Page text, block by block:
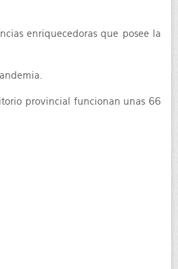
enriquecedoras que posee la
provincial funcionan unas 66